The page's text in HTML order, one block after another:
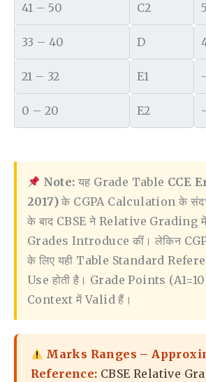
41 – 50 C2 5
33 – 40 D
21 – 32 E1
0 – 20 E2
Note: यह Grade Table CCE
2017) के CGPA Calculation के
के बाद CBSE ने Relative Grading
Grades Introduce कीं। लेकिन
के लिए यही Table Standard
Use होती है। Grade Points
Context में Valid हैं।
Marks Ranges –
Reference: CBSE Relative